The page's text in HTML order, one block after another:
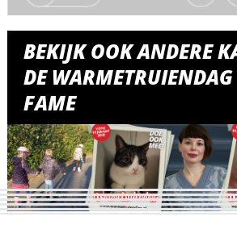
BEKIJK OOK ANDERE KAARTEN OP
DE
FAME